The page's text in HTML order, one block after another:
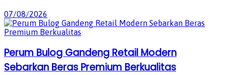
07/08/2026
Perum Bulog Gandeng Retail Modern
Sebarkan Beras Premium Berkualitas